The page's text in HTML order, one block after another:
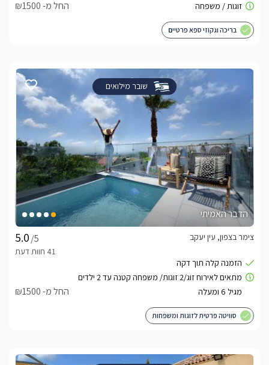
החל מ- ₪1500
בריכה וגקוזי ספא פרטיים
שובר מילואים
הדבר האמיתי
/5
צימר בצפון, עין יעקב
החל מ- ₪1500
סוויטה פרטית לזוגות ומשפחות